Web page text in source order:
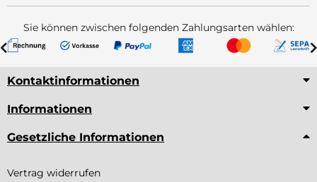
Sie können zwischen folgenden Zahlungsarten wählen:
Kontaktinformationen
Informationen
Gesetzliche Informationen
Vertrag widerrufen